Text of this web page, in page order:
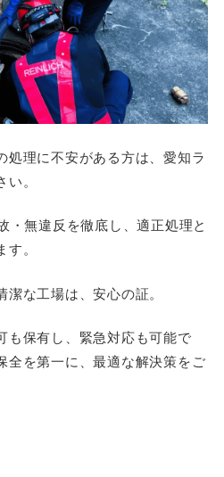
処理に不安がある方は、愛知ラ
。
・無違反を徹底し、適正処理と
。
な工場は、安心の証。
も保有し、緊急対応も可能で
全を第一に、最適な解決策をご